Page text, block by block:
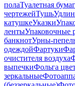
полаТуалетная
чертежейТушь
катушкеУказки
лентыУпаковочные
банкнотУрны-
одеждойФартуки
очистителя воздуха
выпечкиФольга
зеркальные